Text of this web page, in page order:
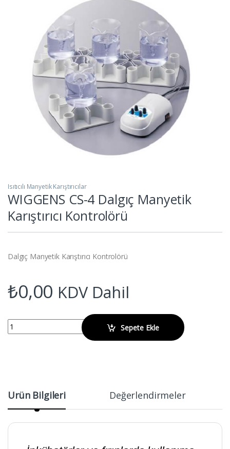
Isıtıcılı Manyetik Karıştırıcılar
WIGGENS CS-4 Dalgıç Manyetik
Karıştırıcı Kontrolörü
Dalgıç Manyetik Karıştırıcı Kontrolörü
₺0,00 KDV Dahil
WIGGENS CS-4 Dalgıç Manyetik Karıştırıcı Kontrolörü quantity
Sepete Ekle
Ürün Bilgileri Değerlendirmeler